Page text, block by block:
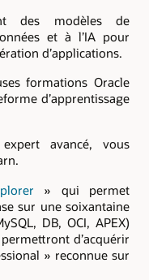
des modèles de
et à l’IA pour
d’applications.
formations Oracle
d’apprentissage
avancé, vous
» qui permet
sur une soixantaine
DB, OCI, APEX)
d’acquérir
» reconnue sur